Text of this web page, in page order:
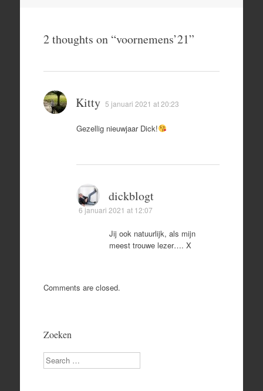
2 thoughts on “voornemens’21”
Kitty 5 januari 2021 at 20:23
Gezellig nieuwjaar Dick!
dickblogt
6 januari 2021 at 12:07
Jij ook natuurlijk, als mijn
meest trouwe lezer…. X
Comments are closed.
Zoeken
Search